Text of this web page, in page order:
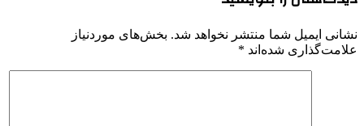
نشانی ایمیل شما منتشر نخواهد شد. بخش‌های موردنیاز
علامت‌گذاری شده‌اند *